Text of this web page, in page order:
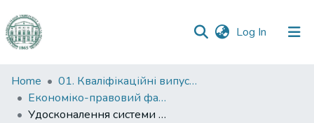
Log In (current)
Communities
&
Collections
Home
01. Кваліфікаційні випускні роботи здобувачів вищої освіти
Економіко-правовий факультет
Удосконалення системи управління інвестиційною діяльністю на підприємстві